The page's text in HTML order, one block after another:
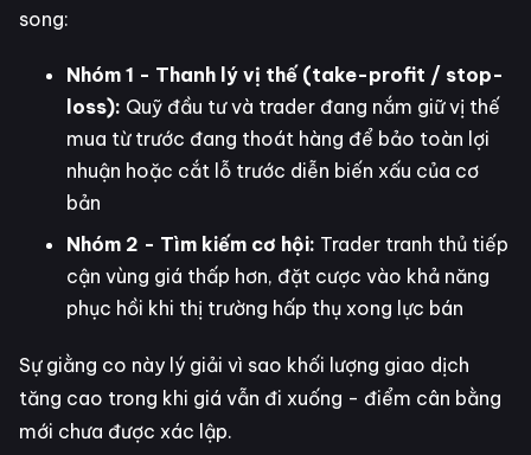
song:
Nhóm 1 - Thanh lý vị thế (take-profit / stop-
loss): Quỹ đầu tư và trader đang nắm giữ vị thế
mua từ trước đang thoát hàng để bảo toàn lợi
nhuận hoặc cắt lỗ trước diễn biến xấu của cơ
bản
Nhóm 2 - Tìm kiếm cơ hội: Trader tranh thủ tiếp
cận vùng giá thấp hơn, đặt cược vào khả năng
phục hồi khi thị trường hấp thụ xong lực bán
Sự giằng co này lý giải vì sao khối lượng giao dịch
tăng cao trong khi giá vẫn đi xuống - điểm cân bằng
mới chưa được xác lập.